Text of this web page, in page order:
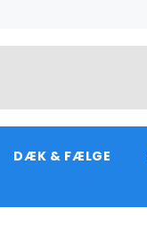
DÆK & FÆLGE